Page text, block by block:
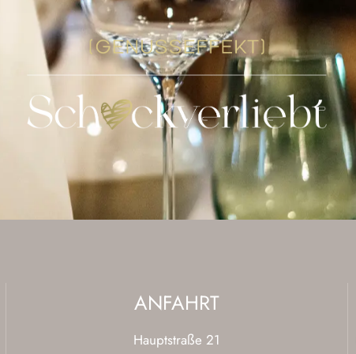
ANFAHRT
Hauptstraße 21